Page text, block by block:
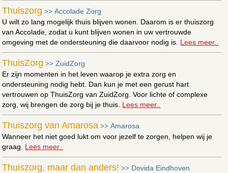
Thuiszorg >>Accolade Zorg
U wilt zo lang mogelijk thuis blijven wonen. Daarom is er thuiszorg
van Accolade, zodat u kunt blijven wonen in uw vertrouwde
omgeving met de ondersteuning die daarvoor nodig is. Lees meer..
ThuisZorg >>ZuidZorg
Er zijn momenten in het leven waarop je extra zorg en
ondersteuning nodig hebt. Dan kun je met een gerust hart
vertrouwen op ThuisZorg van ZuidZorg. Voor lichte of complexe
zorg, wij brengen de zorg bij je thuis. Lees meer..
Thuiszorg van Amarosa >>Amarosa
Wanneer het niet goed lukt om voor jezelf te zorgen, helpen wij je
graag. Lees meer..
Thuiszorg, maar dan anders! >> Dovida Eindhoven